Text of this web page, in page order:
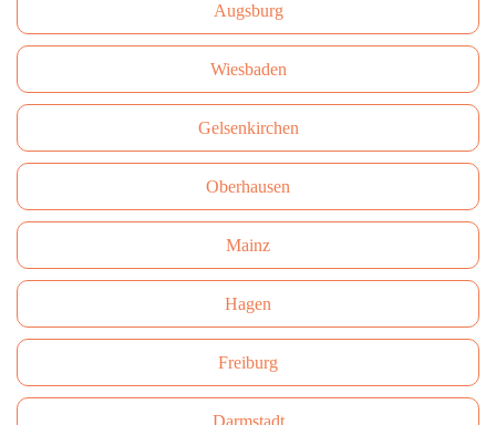
Augsburg
Wiesbaden
Gelsenkirchen
Oberhausen
Mainz
Hagen
Freiburg
Darmstadt